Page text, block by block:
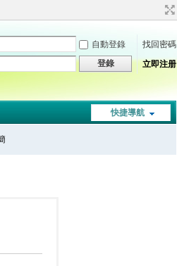
自動登錄
找回密碼
登錄 立即注册
快捷導航